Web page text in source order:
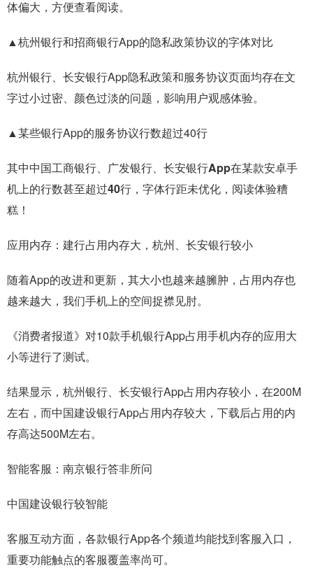
体偏大，方便查看阅读。
▲杭州银行和招商银行App的隐私政策协议的字体对比
杭州银行、长安银行App隐私政策和服务协议页面均存在文
字过小过密、颜色过淡的问题，影响用户观感体验。
▲某些银行App的服务协议行数超过40行
其中中国工商银行、广发银行、长安银行App在某款安卓手
机上的行数甚至超过40行，字体行距未优化，阅读体验糟
糕！
应用内存：建行占用内存大，杭州、长安银行较小
随着App的改进和更新，其大小也越来越臃肿，占用内存也
越来越大，我们手机上的空间捉襟见肘。
《消费者报道》对10款手机银行App占用手机内存的应用大
小等进行了测试。
结果显示，杭州银行、长安银行App占用内存较小，在200M
左右，而中国建设银行App占用内存较大，下载后占用的内
存高达500M左右。
智能客服：南京银行答非所问
中国建设银行较智能
客服互动方面，各款银行App各个频道均能找到客服入口，
重要功能触点的客服覆盖率尚可。